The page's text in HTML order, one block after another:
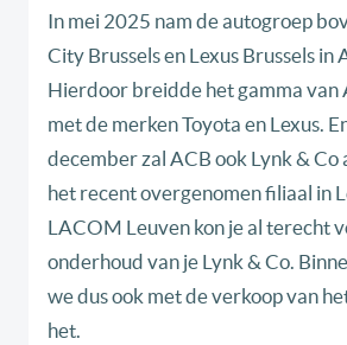
In mei 2025 nam de autogroep
City Brussels en Lexus Brussels in
Hierdoor breidde het gamma van
met de merken Toyota en Lexus.
december zal ACB ook Lynk & Co
het recent overgenomen filiaal in
LACOM Leuven kon je al terecht
onderhoud van je Lynk & Co.
we dus ook met de verkoop van
het.